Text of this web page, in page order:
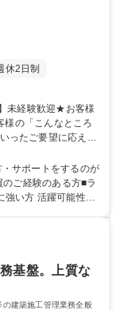
休2日制
ったご要望に応え、
認や取引先に確認を
件事前確認等行って
イフスタイル提案を
力により判断しま
業104年
サポートをするのが
ご経験のある方■ラ
強い方 活躍可能性高
ためにはどのように
員自ら考え、実践し
関係性を大切にして
基盤。上質な
建築施工管理業務全般